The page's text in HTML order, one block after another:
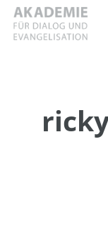
Skip
content